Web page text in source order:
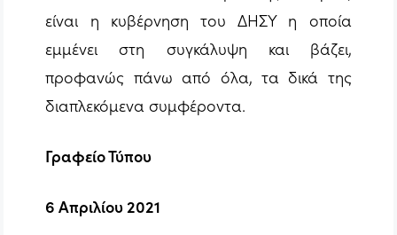
είναι η κυβέρνηση του ΔΗΣΥ η οποία
εμμένει στη συγκάλυψη και βάζει,
προφανώς πάνω από όλα, τα δικά της
διαπλεκόμενα συμφέροντα.
Γραφείο Τύπου
6 Απριλίου 2021